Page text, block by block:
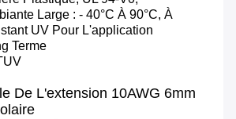
Large : - 40°c À 90°c, À
UV Pour L'application
Terme
De L'extension 10AWG 6mm